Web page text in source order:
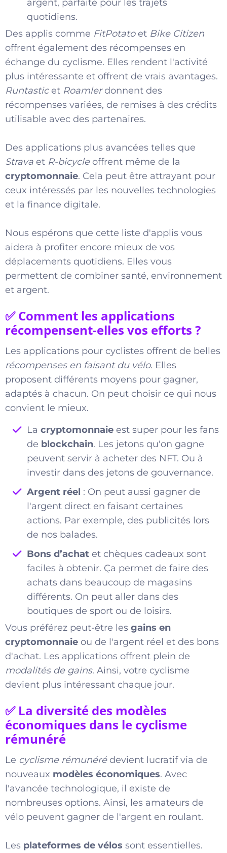
argent, parfaite pour les trajets
quotidiens.
Des applis comme FitPotatoet Bike Citizen
offrent également des récompenses en
échange du cyclisme. Elles rendent l'activité
plus intéressante et offrent de vrais avantages.
Runtasticet Roamlerdonnent des
récompenses variées, de remises à des crédits
utilisable avec des partenaires.
Des applications plus avancées telles que
Strava et R-bicycleoffrent même de la
cryptomonnaie. Cela peut être attrayant pour
ceux intéressés par les nouvelles technologies
et la finance digitale.
Nous espérons que cette liste d'applis vous
aidera à profiter encore mieux de vos
déplacements quotidiens. Elles vous
permettent de combiner santé, environnement
et argent.
✅ Comment les applications
récompensent-elles vos efforts ?
Les applications pour cyclistes offrent de belles
récompenses en faisant du vélo. Elles
proposent différents moyens pour gagner,
adaptés à chacun. On peut choisir ce qui nous
convient le mieux.
La cryptomonnaie est super pour les fans
de blockchain. Les jetons qu'on gagne
peuvent servir à acheter des NFT. Ou à
investir dans des jetons de gouvernance.
Argent réel : On peut aussi gagner de
l'argent direct en faisant certaines
actions. Par exemple, des publicités lors
de nos balades.
Bons d’achat et chèques cadeaux sont
faciles à obtenir. Ça permet de faire des
achats dans beaucoup de magasins
différents. On peut aller dans des
boutiques de sport ou de loisirs.
Vous préférez peut-être les gains en
cryptomonnaie ou de l'argent réel et des bons
d'achat. Les applications offrent plein de
modalités de gains. Ainsi, votre cyclisme
devient plus intéressant chaque jour.
✅ La diversité des modèles
économiques dans le cyclisme
rémunéré
Le cyclisme rémunérédevient lucratif via de
nouveaux modèles économiques. Avec
l'avancée technologique, il existe de
nombreuses options. Ainsi, les amateurs de
vélo peuvent gagner de l'argent en roulant.
Les plateformes de vélos sont essentielles.